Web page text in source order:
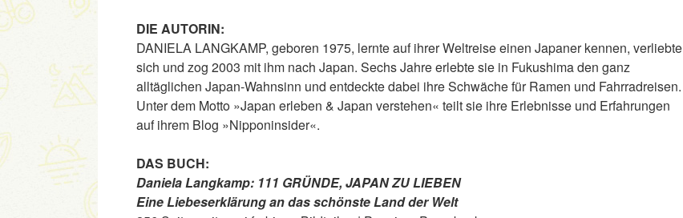
DIE AUTORIN:
DANIELA LANGKAMP, geboren 1975, lernte auf ihrer Weltreise einen Japaner kennen, verliebte
sich und zog 2003 mit ihm nach Japan. Sechs Jahre erlebte sie in Fuku­shima den ganz
alltäglichen Japan-Wahnsinn und entdeckte dabei ihre Schwäche für Ramen und Fahrradreisen.
Unter dem Motto »Japan erleben & Japan verstehen« teilt sie ihre Erlebnisse und Erfahrungen
auf ihrem Blog »Nipponinsider«.
DAS BUCH:
Daniela Langkamp: 111 GRÜNDE, JAPAN ZU LIEBEN
Eine Liebeserklärung an das schönste Land der Welt